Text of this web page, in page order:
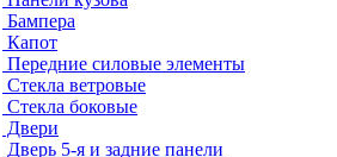
Бампера
Капот
Передние силовые элементы
Стекла ветровые
Стекла боковые
Двери
Дверь 5-я и задние панели